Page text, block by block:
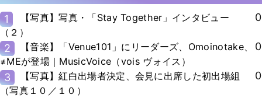
1
【写真】写真・「Stay Together」インタビュー
（２）
0
2
【音楽】「Venue101」にリーダーズ、Omoinotake、
≠MEが登場｜MusicVoice（vois ヴォイス）
0
3
【写真】紅白出場者決定、会見に出席した初出場組
（写真１０／１０）
0